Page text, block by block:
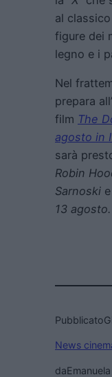
al
figure dei
legno e i
Nel
prepara
film The
agosto in
sarà
Robin
Sarnoski
13 agosto.
Pubblicato
News
da